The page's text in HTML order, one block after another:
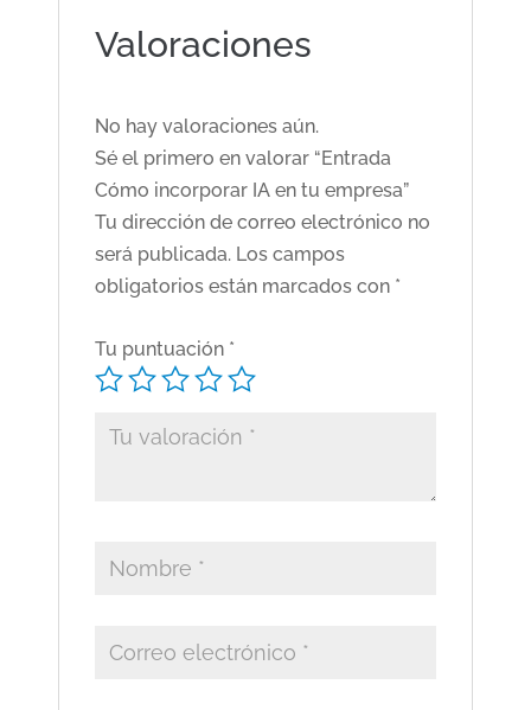
Valoraciones
No hay valoraciones aún.
Sé el primero en valorar “Entrada
Cómo incorporar IA en tu empresa”
Tu dirección de correo electrónico no
será publicada. Los campos
obligatorios están marcados con *
Tu puntuación *